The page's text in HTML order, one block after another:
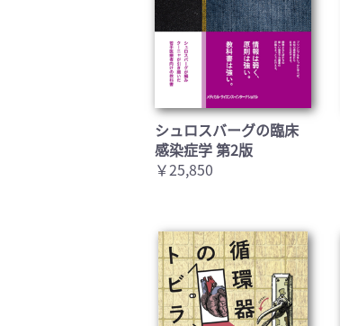
シュロスバーグの臨床
感染症学 第2版
￥25,850